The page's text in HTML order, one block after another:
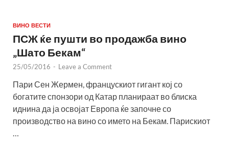
ВИНО ВЕСТИ
ПСЖ ќе пушти во продажба вино
„Шато Бекам“
25/05/2016 - Leave a Comment
Пари Сен Жермен, францускиот гигант кој со
богатите спонзори од Катар планираат во блиска
иднина да ја освојат Европа ќе започне со
производство на вино со името на Бекам. Парискиот